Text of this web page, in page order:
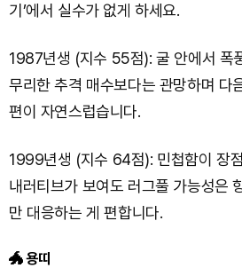
기’에서 실수가 없게 하세요.
1987년생 (지수 55점): 굴 안에서 폭
무리한 추격 매수보다는 관망하며 다
편이 자연스럽습니다.
1999년생 (지수 64점): 민첩함이 장
내러티브가 보여도 러그풀 가능성은
만 대응하는 게 편합니다.
🐲 용띠